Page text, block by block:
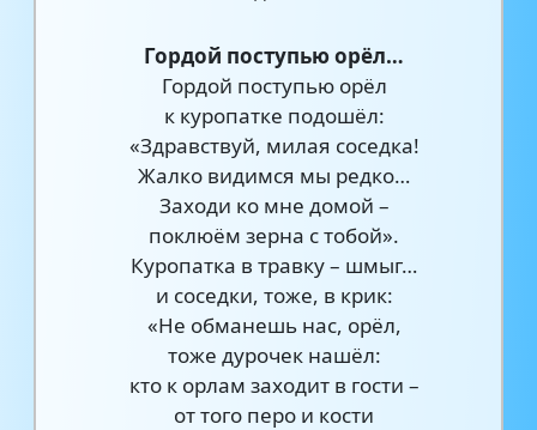
Гордой поступью орёл…
Гордой поступью орёл
к куропатке подошёл:
«Здравствуй, милая соседка!
Жалко видимся мы редко…
Заходи ко мне домой –
поклюём зерна с тобой».
Куропатка в травку – шмыг…
и соседки, тоже, в крик:
«Не обманешь нас, орёл,
тоже дурочек нашёл:
кто к орлам заходит в гости –
от того перо и кости